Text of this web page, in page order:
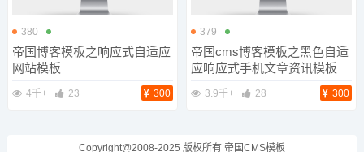
380
帝国博客模板之响应式自适应
网站模板
4千+ 23 300
379
帝国cms博客模板之黑色自适
应响应式手机文章资讯模板
3.9千+ 28 300
Copyright@2008-2025 版权所有 帝国CMS模板